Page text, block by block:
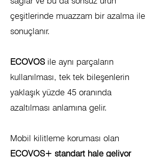
çeşitlerinde muazzam bir azalma ile
sonuçlanır.
ECOVOSile aynı parçaların
kullanılması, tek tek bileşenlerin
yaklaşık yüzde 45 oranında
azaltılması anlamına gelir.
Mobil kilitleme koruması olan
ECOVOS+ standart hale geliyor